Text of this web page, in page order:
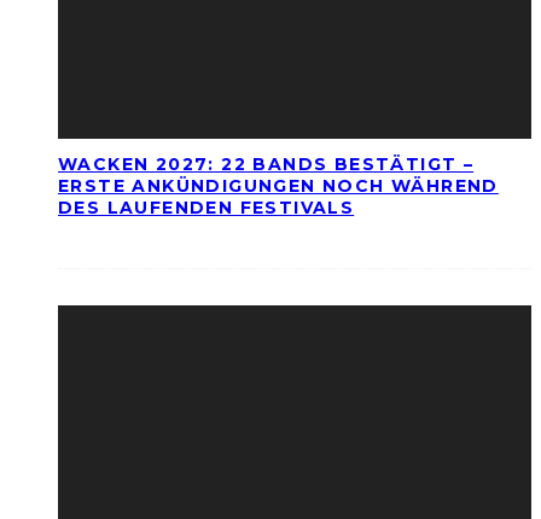
WACKEN 2027: 22 BANDS BESTÄTIGT –
ERSTE ANKÜNDIGUNGEN NOCH WÄHREND
DES LAUFENDEN FESTIVALS